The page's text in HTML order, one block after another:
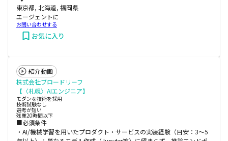
東京都, 北海道, 福岡県
エージェントに
お問い合わせする
お気に入り
紹介動画
株式会社ブロードリーフ
【〈札幌〉AIエンジニア】
モダンな技術を採用
技術試験なし
選考が短い
残業20時間以下
■必須条件
・AI/機械学習を用いたプロダクト・サービスの実装経験（目安：3〜5